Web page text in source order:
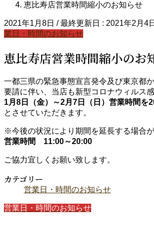
恵比寿店営業時間縮小のお知らせ
2021年1月8日 / 最終更新日 : 2021年2月4日
業日・時間のお知らせ
恵比寿店営業時間縮小のお
一都三県の緊急事態宣言発令及び東京都
要請に伴い、当店も新型コロナウィルス
1月8日（金）～2月7日（日）営業時間を
とさせていただきます。
※今後の状況により期間を延長する場合が
営業時間 11:00～20:00
ご協力宜しくお願い致します。
カテゴリー
営業日・時間のお知らせ
営業日・時間のお知らせ